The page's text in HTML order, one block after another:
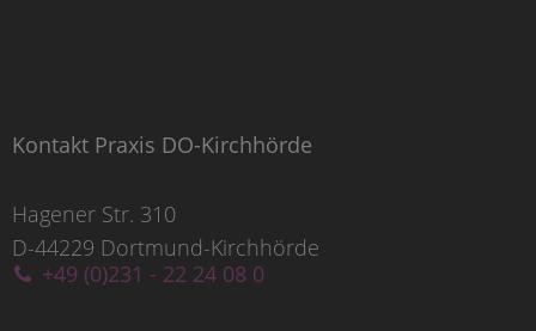
Kontakt Praxis DO-Kirchhörde
Hagener Str. 310
D-44229 Dortmund-Kirchhörde
+49 (0)231 - 22 24 08 0